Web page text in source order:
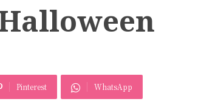
Pinterest WhatsApp